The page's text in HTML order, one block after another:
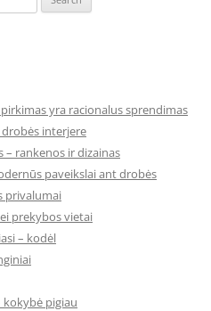
yra racionalus sprendimas
interjere
– rankenos ir dizainas
paveikslai ant drobės
privalumai
prekybos vietai
– kodėl
pigiau